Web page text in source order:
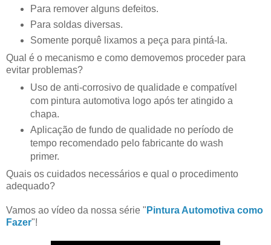
Para remover alguns defeitos.
Para soldas diversas.
Somente porquê lixamos a peça para pintá-la.
Qual é o mecanismo e como demovemos proceder para
evitar problemas?
Uso de anti-corrosivo de qualidade e compatível
com pintura automotiva logo após ter atingido a
chapa.
Aplicação de fundo de qualidade no período de
tempo recomendado pelo fabricante do wash
primer.
Quais os cuidados necessários e qual o procedimento
adequado?
Vamos ao vídeo da nossa série " Pintura Automotiva como
Fazer"!